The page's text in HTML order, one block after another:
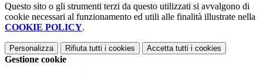
Questo sito o gli strumenti terzi da questo utilizzati si avvalgono di
cookie necessari al funzionamento ed utili alle finalità illustrate nella
COOKIE POLICY.
Personalizza Rifiuta tutti i cookies Accetta tutti i cookies
Gestione cookie